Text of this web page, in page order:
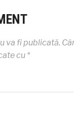
va fi publicată.
cu *